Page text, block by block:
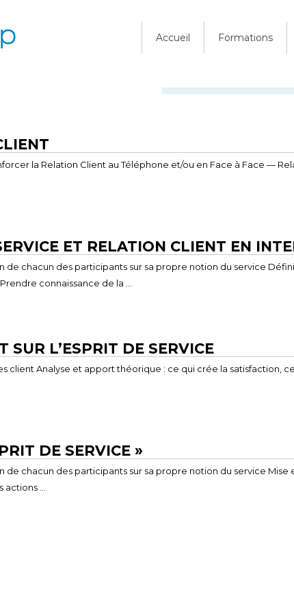
Accueil Formations
la Relation Client au Téléphone et/ou en Face à Face —
ET RELATION CLIENT EN
de chacun des participants sur sa propre notion du service
connaissance de la …
SUR L’ESPRIT DE SERVICE
client Analyse et apport théorique : ce qui crée la satisfaction,
DE SERVICE »
de chacun des participants sur sa propre notion du service
…